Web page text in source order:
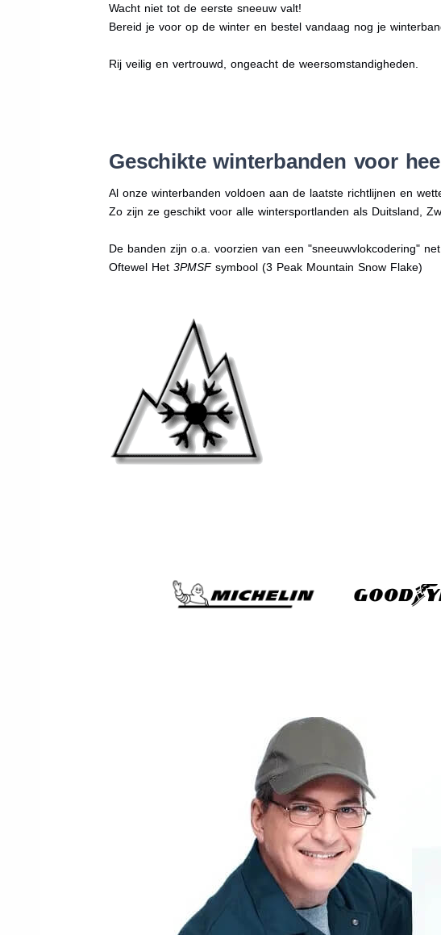
Wacht niet tot de eerste sneeuw valt!
Bereid je voor op de winter en bestel vandaag nog je
Rij veilig en vertrouwd, ongeacht de weersomstandigheden.
Geschikte winterbanden voor
Al onze winterbanden voldoen aan de laatste richtlijnen en
Zo zijn ze geschikt voor alle wintersportlanden als Duitsland,
De banden zijn o.a. voorzien van een "sneeuwvlokcodering"
Oftewel Het3PMSFsymbool (3 Peak Mountain Snow Flake)